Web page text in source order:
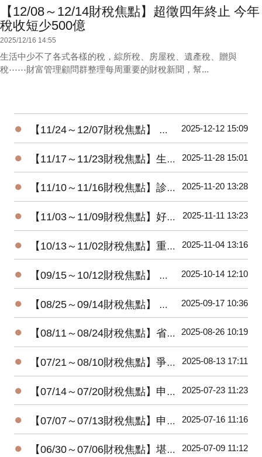
【12/08～12/14財稅焦點】超徵四年終止 今年
稅收短少500億
2025/12/16 14:55
生活中少不了各式各樣的稅，綜所稅、房屋稅、遺產稅、贈與
稅⋯⋯財富管理顧問群整理每周重要的財稅新聞，幫...
● 【11/24～12/07財稅焦點】 暖心減負擔-所得稅及貨物稅惠民措施 2025-12-12 15:09
● 【11/17～11/23財稅焦點】生前贈房 小心屋主變房客 2025-11-28 15:01
● 【11/10～11/16財稅焦點】診所自費漏報 將補稅加罰 2025-11-20 13:28
● 【11/03～11/09財稅焦點】好野人收入，股利占四成 2025-11-11 13:23
● 【10/13～11/02財稅焦點】重購退稅，注意五年限制 2025-11-04 13:16
● 【09/15～10/12財稅焦點】 想賺檢舉獎金 五情況無用 2025-10-14 12:10
● 【08/25～09/14財稅焦點】 發票中獎 想領獎有條件 2025-09-17 10:36
● 【08/11～08/24財稅焦點】省稅大放送!! 明年三種家庭型態免繳稅 2025-08-26 10:19
● 【07/21～08/10財稅焦點】爭錢爭權 三重地產王死後多年未入葬 2025-08-13 17:11
● 【07/14～07/20財稅焦點】申報遺產稅，別忘了股東往來 2025-07-23 11:23
● 【07/07～07/13財稅焦點】申請重購退稅遷戶籍需在兩年內完成 2025-07-16 11:16
● 【06/30～07/06財稅焦點】堪稱人生勝利組! 兩戶千萬大戶去年不用繳稅 2025-07-09 11:12